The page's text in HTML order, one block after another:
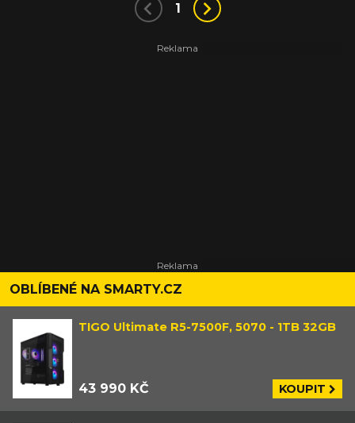
1
OBLÍBENÉ NA SMARTY.CZ
TIGO Ultimate R5-7500F, 5070 - 1TB 32GB
43 990 KČ KOUPIT